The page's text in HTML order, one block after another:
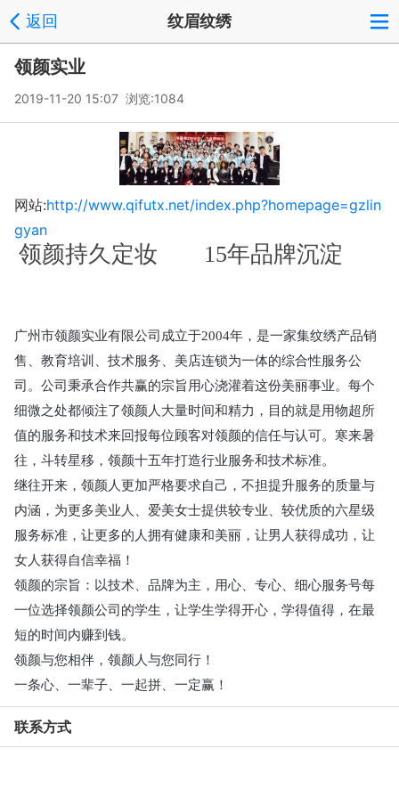
返回 纹眉纹绣
领颜实业
2019-11-20 15:07 浏览:1084
网站:http://www.qifutx.net/index.php?homepage=gzlin
gyan
领颜持久定妆 15年品牌沉淀
广州市领颜实业有限公司成立于2004年，是一家集纹绣产品销
售、教育培训、技术服务、美店连锁为一体的综合性服务公
司。公司秉承合作共赢的宗旨用心浇灌着这份美丽事业。每个
细微之处都倾注了领颜人大量时间和精力，目的就是用物超所
值的服务和技术来回报每位顾客对领颜的信任与认可。寒来暑
往，斗转星移，领颜十五年打造行业服务和技术标准。
继往开来，领颜人更加严格要求自己，不担提升服务的质量与
内涵，为更多美业人、爱美女士提供较专业、较优质的六星级
服务标准，让更多的人拥有健康和美丽，让男人获得成功，让
女人获得自信幸福！
领颜的宗旨：以技术、品牌为主，用心、专心、细心服务号每
一位选择领颜公司的学生，让学生学得开心，学得值得，在最
短的时间内赚到钱。
领颜与您相伴，领颜人与您同行！
一条心、一辈子、一起拼、一定赢！
联系方式